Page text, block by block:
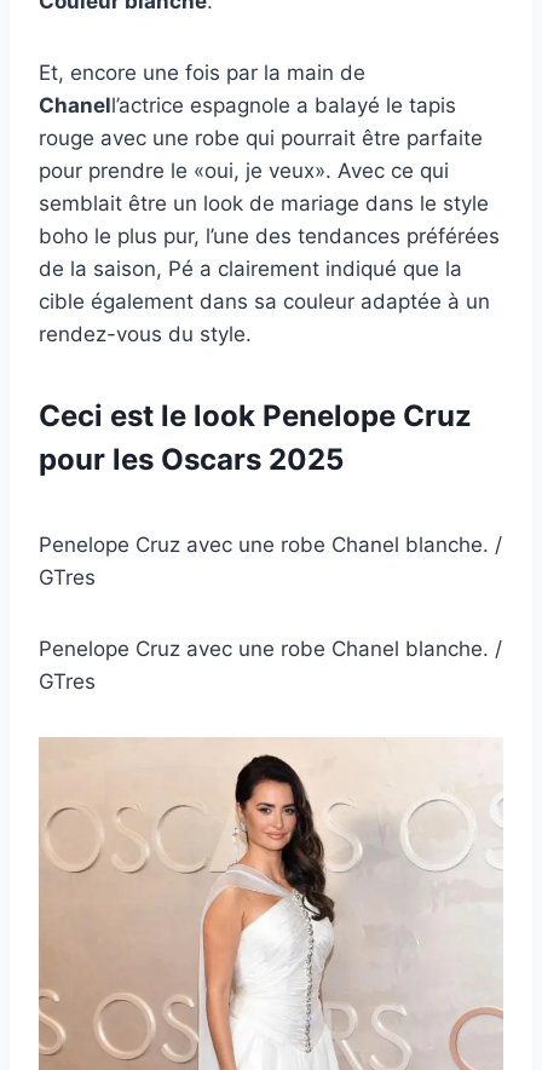
Et, encore une fois par la main de
Chanell’actrice espagnole a balayé le tapis
rouge avec une robe qui pourrait être parfaite
pour prendre le «oui, je veux». Avec ce qui
semblait être un look de mariage dans le style
boho le plus pur, l’une des tendances préférées
de la saison, Pé a clairement indiqué que la
cible également dans sa couleur adaptée à un
rendez-vous du style.
Ceci est le look Penelope Cruz
pour les Oscars 2025
Penelope Cruz avec une robe Chanel blanche. /
GTres
Penelope Cruz avec une robe Chanel blanche. /
GTres